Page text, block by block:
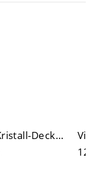
Luxus-Kristall-Deckenleuchte, moderne runde Kronleuchte mit facettierten Schirmen